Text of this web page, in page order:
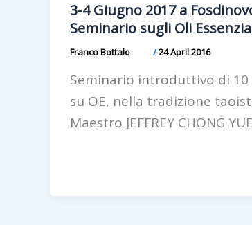
3-4 Giugno 2017 a
Seminario sugli Oli
Franco Bottalo /24 April 2016
Seminario introduttivo di 10
su OE, nella tradizione
Maestro JEFFREY CHONG